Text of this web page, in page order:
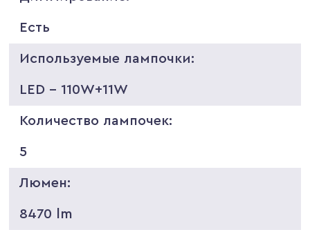
Есть
Используемые лампочки:
LED - 110W+11W
Количество лампочек:
5
Люмен:
8470 lm